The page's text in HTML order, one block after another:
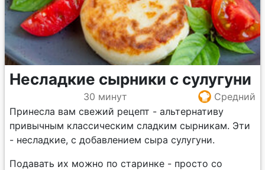
Несладкие сырники с сулугуни
30 минут
Средний
Принесла вам свежий рецепт - альтернативу
привычным классическим сладким сырникам. Эти
- несладкие, с добавлением сыра сулугуни.
Подавать их можно по старинке - просто со